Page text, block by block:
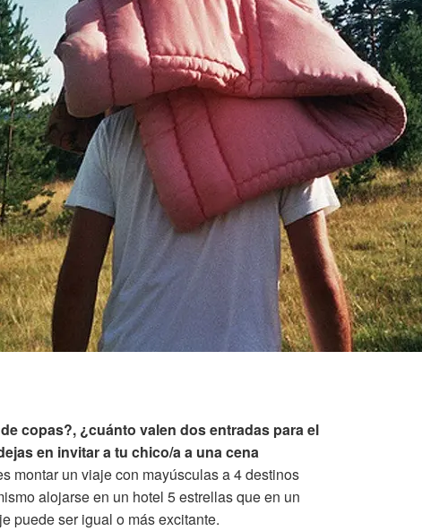
copas?, ¿cuánto valen dos entradas para el
en invitar a tu chico/a a una cena
montar un viaje con mayúsculas a 4 destinos
alojarse en un hotel 5 estrellas que en un
puede ser igual o más excitante.